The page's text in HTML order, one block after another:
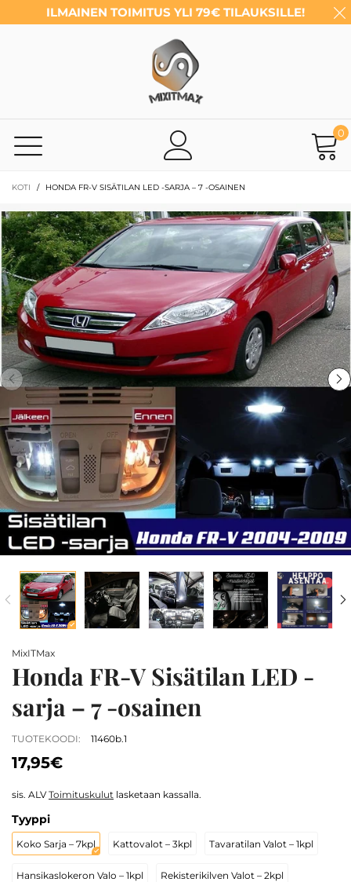
ILMAINEN TOIMITUS YLI 79€ TILAUKSILLE!
0
KOTI / HONDA FR-V SISÄTILAN LED -SARJA – 7 -OSAINEN
MixITMax
Honda FR-V Sisätilan LED -
sarja – 7 -osainen
TUOTEKOODI: 11460b.1
17,95€
sis. ALVToimituskulut lasketaan kassalla.
Tyyppi
Koko Sarja – 7kpl Kattovalot – 3kpl Tavaratilan Valot – 1kpl
Hansikaslokeron Valo – 1kpl Rekisterikilven Valot – 2kpl